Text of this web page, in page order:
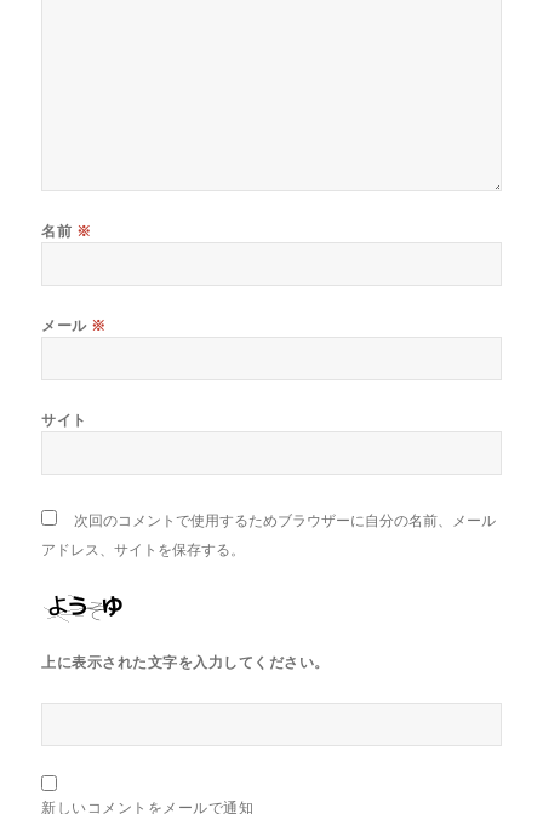
名前 ※
メール ※
サイト
次回のコメントで使用するためブラウザーに自分の名前、メール
アドレス、サイトを保存する。
上に表示された文字を入力してください。
新しいコメントをメールで通知